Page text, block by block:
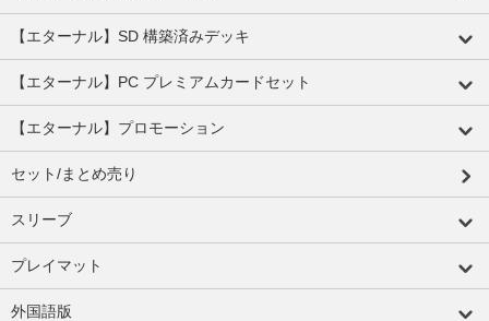
【エターナル】SD 構築済みデッキ
【エターナル】PC プレミアムカードセット
【エターナル】プロモーション
セット/まとめ売り
スリーブ
プレイマット
外国語版